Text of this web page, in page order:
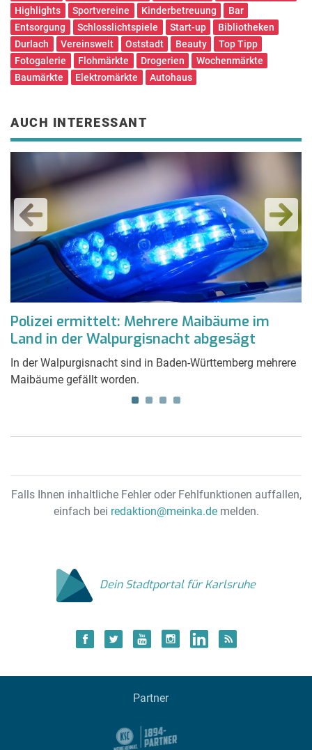
Highlights
Sportvereine Kinderbetreuung
Bar
Entsorgung
Schlosslichtspiele Start-up
Bibliotheken
Durlach
Vereinswelt Oststadt Beauty
Top Tipp
Fotogalerie
Flohmärkte Drogerien
Wochenmärkte
Baumärkte
Elektromärkte Autohaus
AUCH INTERESSANT
Polizei ermittelt: Mehrere Maibäume im
Land in der Walpurgisnacht abgesägt
In der Walpurgisnacht sind in Baden-Württemberg mehrere
Maibäume gefällt worden.
Falls Ihnen inhaltliche Fehler oder Fehlfunktionen auffallen,
einfach bei redaktion@meinka.demelden.
Dein Stadtportal für Karlsruhe
Partner